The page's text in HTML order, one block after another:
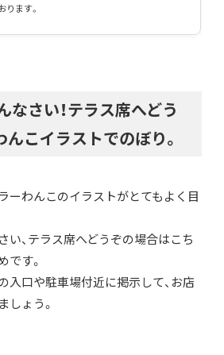
ます。
なさい！テラス席へどう
んこイラストでのぼり。
ーわんこのイラストがとてもよく目
い、テラス席へどうぞの場合はこち
です。
入口や駐車場付近に掲示して、お店
しょう。